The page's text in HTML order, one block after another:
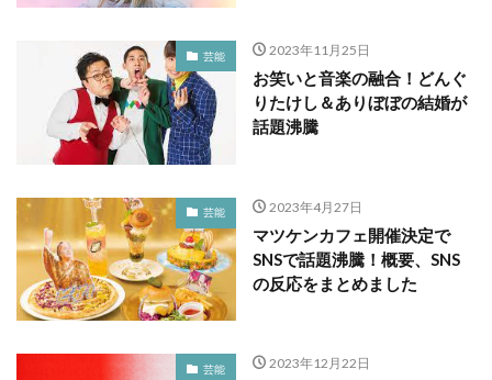
芸能 2023年11月25日
お笑いと音楽の融合！どんぐ
りたけし＆ありぼぼの結婚が
話題沸騰
芸能 2023年4月27日
マツケンカフェ開催決定で
SNSで話題沸騰！概要、SNS
の反応をまとめました
芸能 2023年12月22日